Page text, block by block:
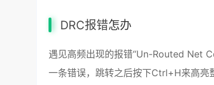
DRC报错怎办
遇见高频出现的报错“Un-Routed Net
一条错误，跳转之后按下Ctrl+H来高